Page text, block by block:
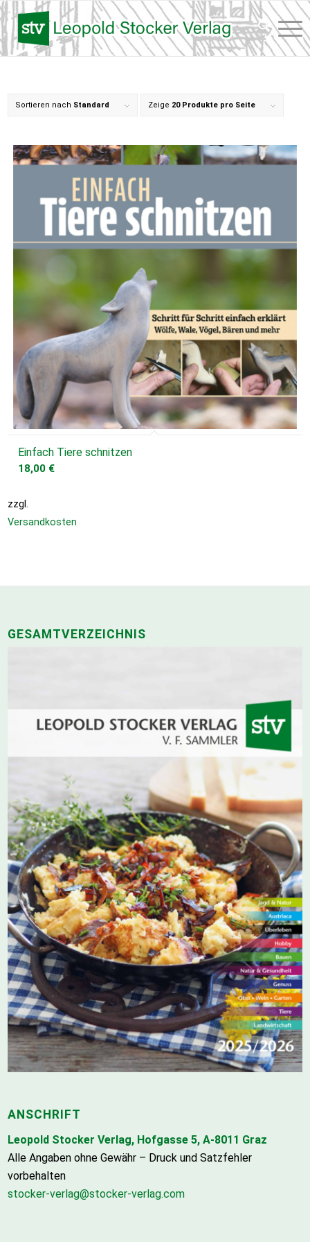
Sortieren nach Standard Zeige 20 Produkte pro Seite
Einfach Tiere schnitzen
18,00 €
zzgl.
Versandkosten
GESAMTVERZEICHNIS
ANSCHRIFT
Leopold Stocker Verlag, Hofgasse 5, A-8011 Graz
Alle Angaben ohne Gewähr – Druck und Satzfehler
vorbehalten
stocker-verlag@stocker-verlag.com